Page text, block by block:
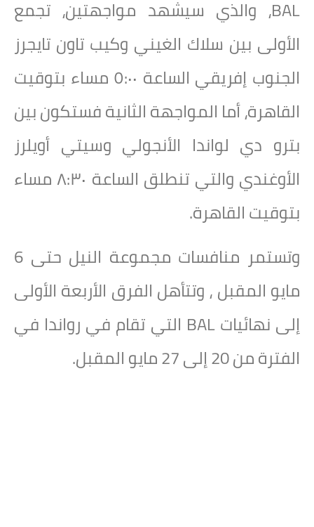
BAL، والذي سيشهد مواجهتين، تجمع
الأولى بين سلاك الغيني وكيب تاون تايجرز
الجنوب إفريقي الساعة ٥:٠٠ مساء بتوقيت
القاهرة، أما المواجهة الثانية فستكون بين
بترو دي لواندا الأنجولي وسيتي أويلرز
الأوغندي والتي تنطلق الساعة ٨:٣٠ مساء
بتوقيت القاهرة.
وتستمر منافسات مجموعة النيل حتى 6
مايو المقبل ، وتتأهل الفرق الأربعة الأولى
إلى نهائيات BAL التي تقام في رواندا في
الفترة من 20 إلى 27 مايو المقبل.